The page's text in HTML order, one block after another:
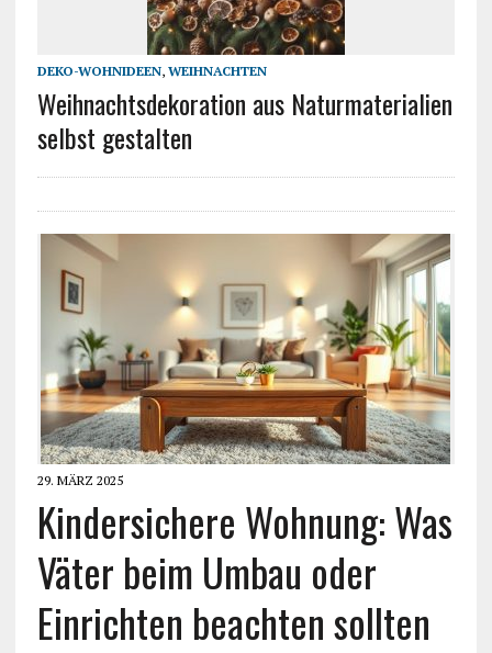
DEKO-WOHNIDEEN, WEIHNACHTEN
Weihnachtsdekoration aus Naturmaterialien
selbst gestalten
29. MÄRZ 2025
Kindersichere Wohnung: Was
Väter beim Umbau oder
Einrichten beachten sollten